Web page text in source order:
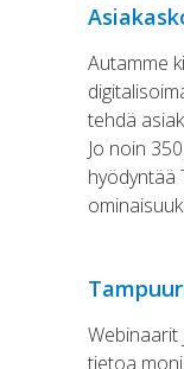
Autamme
tehdä
Jo noin
hyödyntää
tietoa